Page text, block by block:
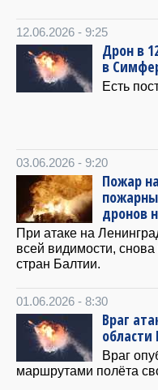
12.06.2026 - 9:25
Дрон в
в
Есть
03.06.2026 - 9:20
Пожар
дронов
При атаке на
всей видимости,
стран Балтии.
01.06.2026 - 8:30
Враг
области
Враг
маршрутами полёта